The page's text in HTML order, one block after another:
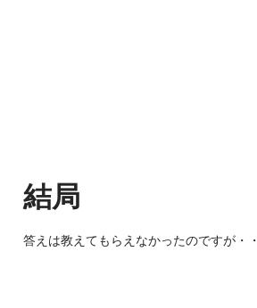
結局
答えは教えてもらえなかったのですが・・